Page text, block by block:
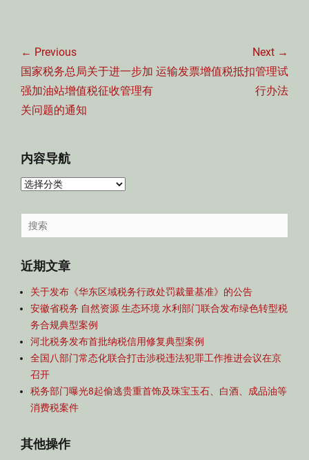
章
导
航
← Previous
Previous
post:
国家税务总局关于进一步加
强加油站增值税征收管理有
关问题的通知
Next →
Next
运输发票增值税抵扣管理试
行办法
内容导航
内
导
航
Search
for:
近期文章
关于发布《华东区域税务行政处罚裁量基准》的公告
安徽省税务 自然资源 生态环境 水利部门联合发布绿色转型税
务合规典型案例
河北税务发布首批纳税信用修复典型案例
全国八部门常态化联合打击涉税违法犯罪工作推进会议在京
召开
税务部门曝光8起偷逃贵重首饰及珠宝玉石、白酒、成品油等
消费税案件
其他操作